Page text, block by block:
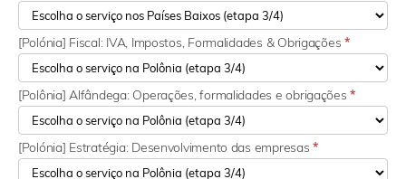
[Polónia] Fiscal: IVA, Impostos, Formalidades & Obrigações*
[Polônia] Alfândega: Operações, formalidades e obrigações*
[Polónia] Estratégia: Desenvolvimento das empresas*